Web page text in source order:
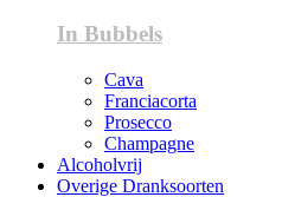
In Bubbels
Cava
Franciacorta
Prosecco
Champagne
Alcoholvrij
Overige Dranksoorten